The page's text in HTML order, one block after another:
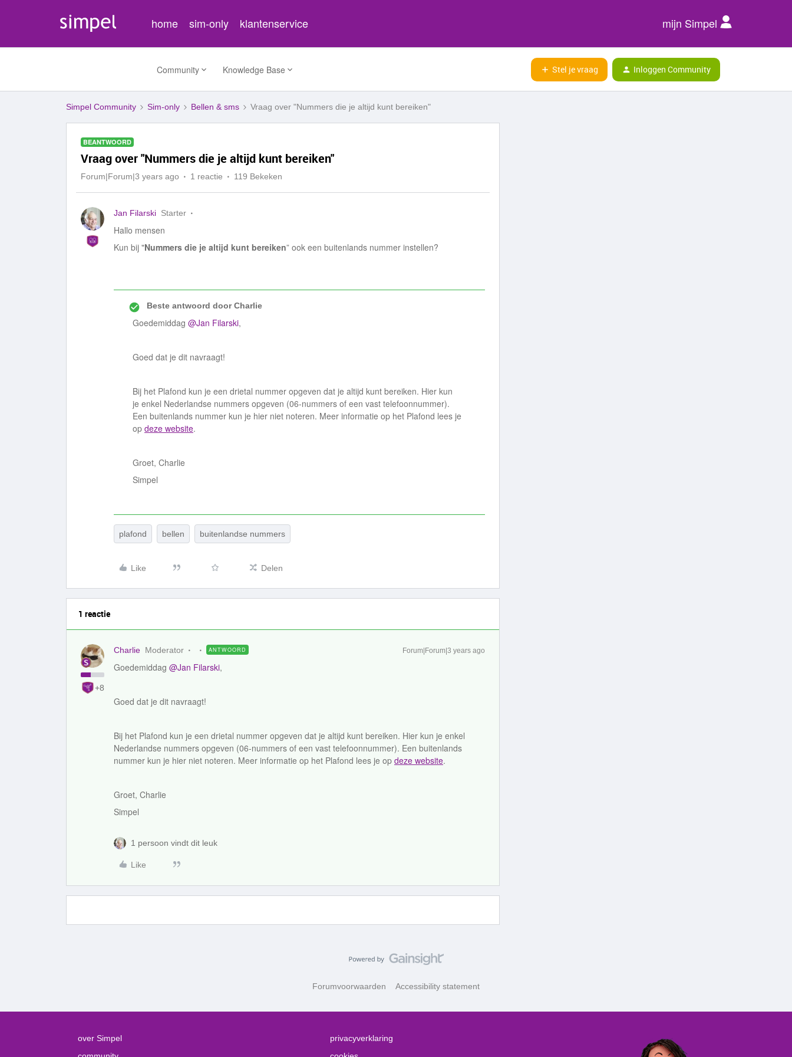
home sim-only klantenservice mijn Simpel
Community Knowledge Base Stel je vraag Inloggen Community
Simpel Community Sim-only Bellen & sms Vraag over "Nummers die je altijd kunt bereiken"
BEANTWOORD
Vraag over "Nummers die je altijd kunt bereiken"
Forum|Forum|3 years ago 1 reactie 119 Bekeken
Jan Filarski Starter
Hallo mensen
Kun bij "Nummers die je altijd kunt bereiken” ook een buitenlands nummer instellen?
Beste antwoord doorCharlie
Goedemiddag @Jan Filarski,
Goed dat je dit navraagt!
Bij het Plafond kun je een drietal nummer opgeven dat je altijd kunt bereiken. Hier kun
je enkel Nederlandse nummers opgeven (06-nummers of een vast telefoonnummer).
Een buitenlands nummer kun je hier niet noteren. Meer informatie op het Plafond lees je
op deze website.
Groet, Charlie
Simpel
plafond bellen buitenlandse nummers
Like Delen
1 reactie
+8
Charlie Moderator ANTWOORD Forum|Forum|3 years ago
Goedemiddag @Jan Filarski,
Goed dat je dit navraagt!
Bij het Plafond kun je een drietal nummer opgeven dat je altijd kunt bereiken. Hier kun je enkel
Nederlandse nummers opgeven (06-nummers of een vast telefoonnummer). Een buitenlands
nummer kun je hier niet noteren. Meer informatie op het Plafond lees je op deze website.
Groet, Charlie
Simpel
1 persoon vindt dit leuk
Like
Forumvoorwaarden Accessibility statement
over Simpel
privacyverklaring